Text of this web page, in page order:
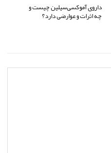
داروی آموکسی‌سیلین چیست و
چه اثرات و عوارضی دارد؟